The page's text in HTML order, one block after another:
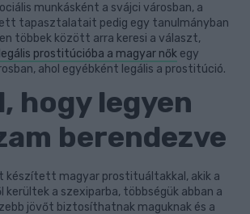
munkásként a svájci városban, a
tapasztalatait pedig egy tanulmányban
többek között arra keresi a választ,
prostitúcióba a magyar nők egy
ahol egyébként legális a prostitúció.
hogy legyen
berendezve
készített magyar prostituáltakkal, akik a
kerültek a szexiparba, többségük abban a
jövőt biztosíthatnak maguknak és a